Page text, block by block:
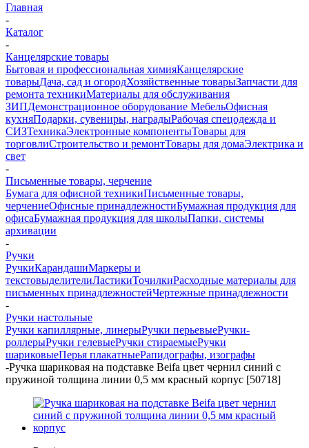
Главная
-
Каталог
-
Канцелярские товары
Бытовая и профессиональная химияКанцелярские
товарыДача, сад и огородХозяйственные товарыЗапчасти для
ремонта техникиМатериалы для обслуживания
ЗИПДемонстрационное оборудование МебельОфисная
кухняПодарки, сувениры, наградыРабочая спецодежда и
СИЗТехникаЭлектронные компонентыТовары для
торговлиСтроительство и ремонтТовары для домаЭлектрика и
свет
-
Письменные товары, черчение
Бумага для офисной техникиПисьменные товары,
черчениеОфисные принадлежностиБумажная продукция для
офисаБумажная продукция для школыПапки, системы
архивации
-
Ручки
РучкиКарандашиМаркеры и
текстовыделителиЛастикиТочилкиРасходные материалы для
письменных принадлежностейЧертежные принадлежности
-
Ручки настольные
Ручки капиллярные, линерыРучки перьевыеРучки-
роллерыРучки гелевыеРучки стираемыеРучки
шариковыеПерья плакатныеРапидографы, изографы
-Ручка шариковая на подставке Beifa цвет чернил синий с
пружиной толщина линии 0,5 мм красный корпус [50718]